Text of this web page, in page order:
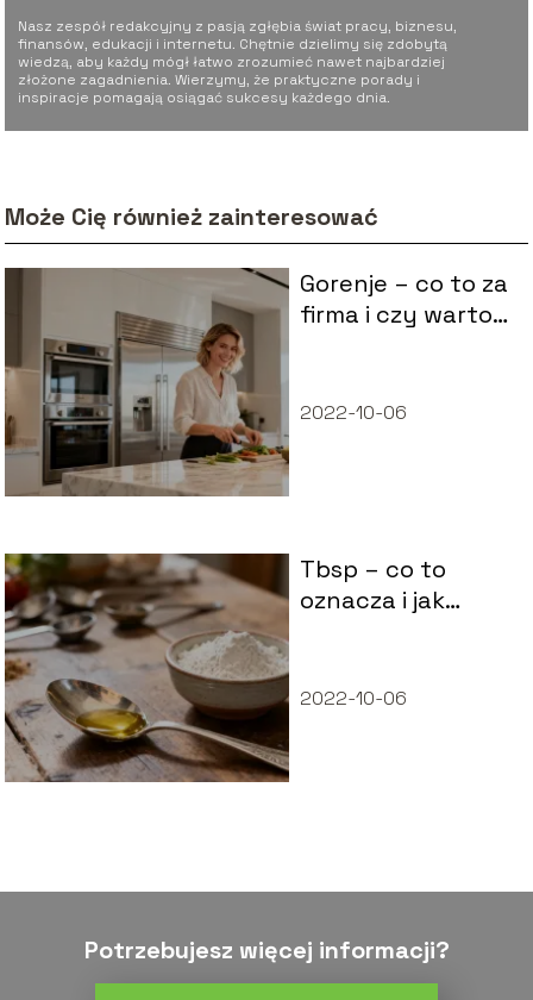
Nasz zespół redakcyjny z pasją zgłębia świat pracy, biznesu,
finansów, edukacji i internetu. Chętnie dzielimy się zdobytą
wiedzą, aby każdy mógł łatwo zrozumieć nawet najbardziej
złożone zagadnienia. Wierzymy, że praktyczne porady i
inspiracje pomagają osiągać sukcesy każdego dnia.
Może Cię również zainteresować
Gorenje – co to za
firma i czy warto
2022-10-06
Tbsp – co to
oznacza i jak
2022-10-06
Potrzebujesz więcej informacji?